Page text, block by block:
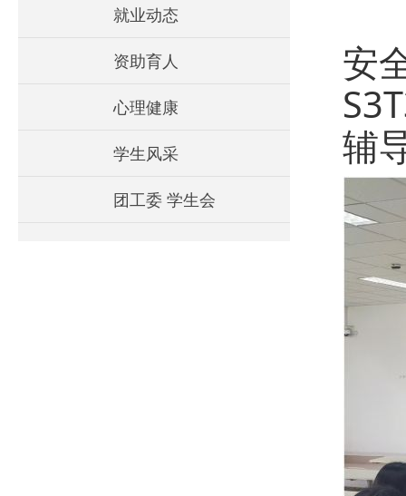
就业动态
资助育人
心理健康
学生风采
团工委 学生会
安
辅